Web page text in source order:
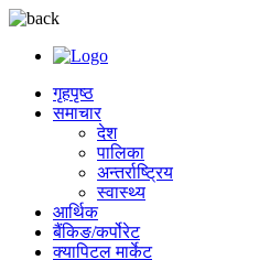
गृहपृष्ठ
समाचार
देश
पालिका
अन्तर्राष्ट्रिय
स्वास्थ्य
आर्थिक
बैंकिङ/कर्पोरेट
क्यापिटल मार्केट